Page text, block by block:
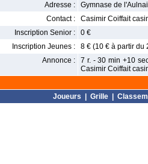
Adresse :
Gymnase de
Contact :
Casimir Coiffait
Inscription Senior :
0 €
Inscription Jeunes :
8 € (10 € à partir du
Annonce :
7 r. - 30 min +10
Casimir Coiffait
Joueurs Grille|